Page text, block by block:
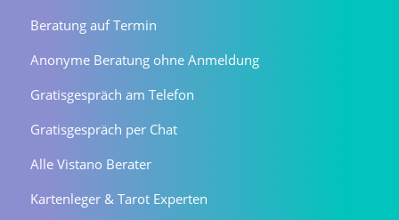
Beratung auf Termin
Anonyme Beratung ohne Anmeldung
Gratisgespräch am Telefon
Gratisgespräch per Chat
Alle Vistano Berater
Kartenleger & Tarot Experten